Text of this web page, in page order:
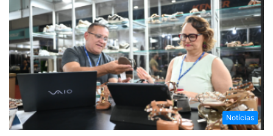
Notícias